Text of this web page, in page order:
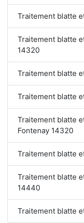
Traitement blatte
Traitement blatte
14320
Traitement blatte
Traitement blatte
Traitement blatte
Fontenay 14320
Traitement blatte
Traitement blatte
14440
Traitement blatte